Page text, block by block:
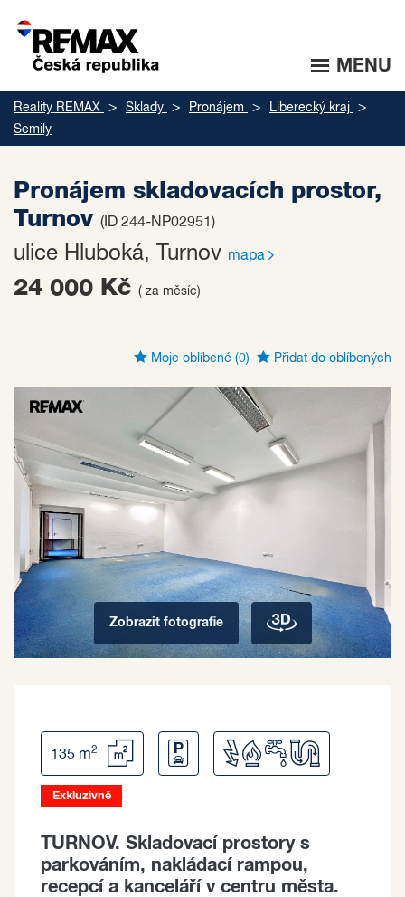
MENU
Reality REMAX Sklady Pronájem
Liberecký kraj
Semily
Pronájem skladovacích prostor,
Turnov (ID 244-NP02951)
ulice Hluboká, Turnov mapa
24 000 Kč ( za měsíc)
Moje oblíbené (0) Přidat do oblíbených
Zobrazit fotografie
135 m2
Exkluzivně
TURNOV. Skladovací prostory s
parkováním, nakládací rampou,
recepcí a kanceláří v centru města.